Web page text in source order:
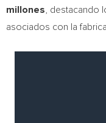
millones , destacando
asociados con la